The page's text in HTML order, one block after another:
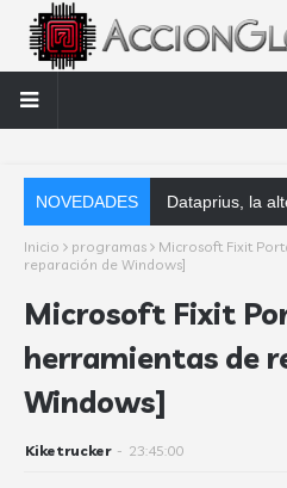
NOVEDADES Dataprius, la alternativa a
Inicio programas
Microsoft Fixit
reparación de Windows]
Microsoft Fixit
herramientas de
Windows]
Kiketrucker - 23:45:00